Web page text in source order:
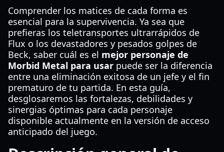
Comprender los matices de cada forma es
esencial para la supervivencia. Ya sea que
prefieras los teletransportes ultrarrápidos de
Flux o los devastadores y pesados golpes de
Beck, saber cuál es el mejor personaje de
Morbid Metal para usar puede ser la diferencia
entre una eliminación exitosa de un jefe y el fin
prematuro de tu partida. En esta guía,
desglosaremos las fortalezas, debilidades y
sinergias óptimas para cada personaje
disponible actualmente en la versión de acceso
anticipado del juego.